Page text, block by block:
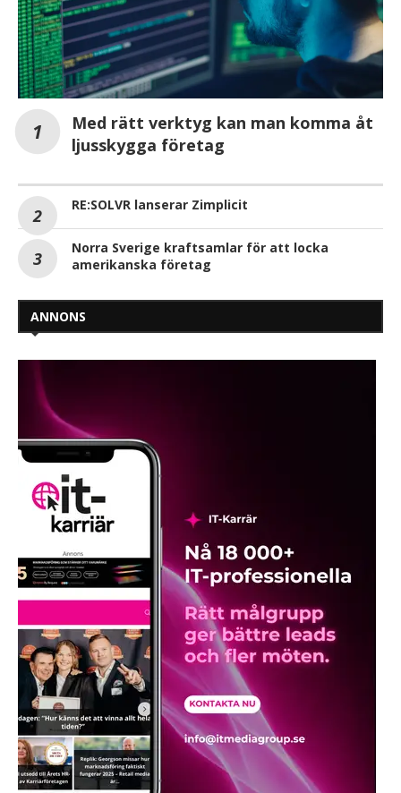
Med rätt verktyg kan man komma åt
ljusskygga företag
RE:SOLVR lanserar Zimplicit
Norra Sverige kraftsamlar för att locka
amerikanska företag
ANNONS